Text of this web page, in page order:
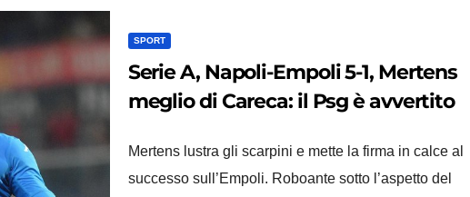
SPORT
Serie A, Napoli-Empoli 5-1, Mertens
meglio di Careca: il Psg è avvertito
Mertens lustra gli scarpini e mette la firma in calce al
successo sull’Empoli. Roboante sotto l’aspetto del